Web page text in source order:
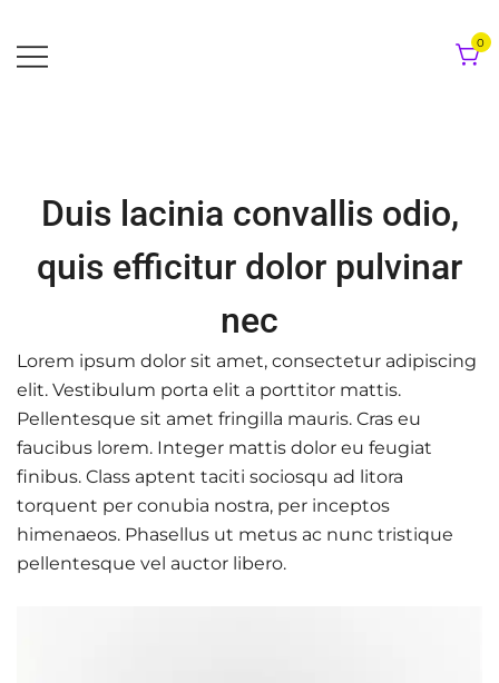
to
content
0
Duis lacinia convallis odio,
quis efficitur dolor pulvinar
nec
Lorem ipsum dolor sit amet, consectetur adipiscing
elit. Vestibulum porta elit a porttitor mattis.
Pellentesque sit amet fringilla mauris. Cras eu
faucibus lorem. Integer mattis dolor eu feugiat
finibus. Class aptent taciti sociosqu ad litora
torquent per conubia nostra, per inceptos
himenaeos. Phasellus ut metus ac nunc tristique
pellentesque vel auctor libero.